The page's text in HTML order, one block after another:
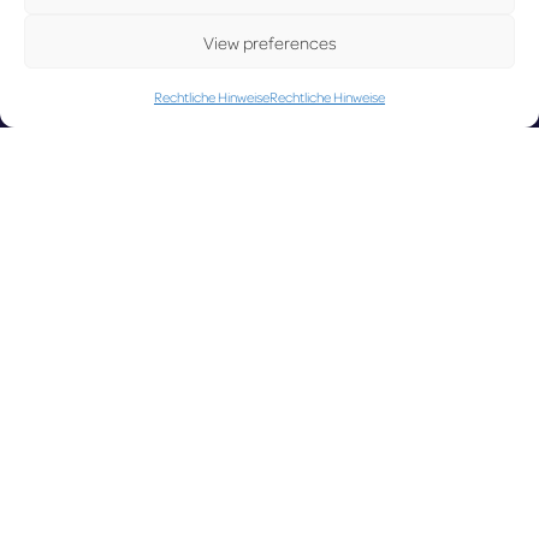
View preferences
Rechtliche HinweiseRechtliche Hinweise
ATED
LUX on the radar